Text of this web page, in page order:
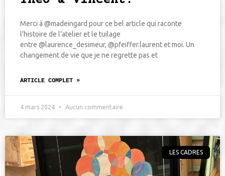
Merci à @madeingard pour ce bel article qui raconte
l’histoire de l’atelier et le tuilage
entre @laurence_desimeur, @pfeiffer.laurent et moi. Un
changement de vie que je ne regrette pas et
ARTICLE COMPLET »
4 mars 2024 Aucun commentaire
LES CADRES